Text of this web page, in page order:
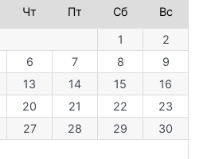
Чт Пт Сб Вс
1
2
6 7 8
9
13 14 15
16
20 21 22
23
27 28 29
30